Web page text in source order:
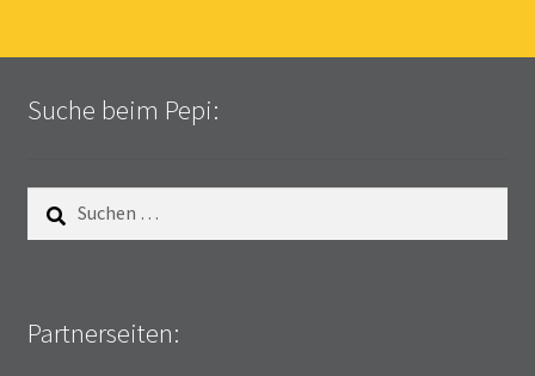
Suche beim Pepi:
nach:
Partnerseiten: